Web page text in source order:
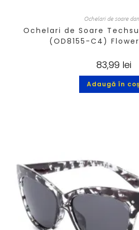
Ochelari de soare
Ochelari de Soare
(OD8155-C4)
83,99 lei
Adaugă în coș